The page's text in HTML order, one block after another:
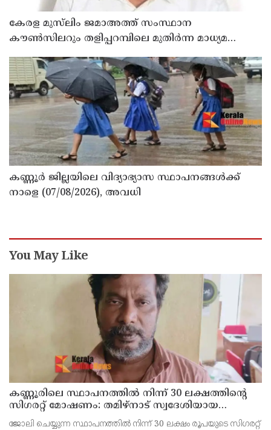
കേരള മുസ്‌ലിം ജമാഅത്ത് സംസ്ഥാന
കൗൺസിലറും തളിപ്പറമ്പിലെ മുതിർന്ന മാധ്യമ
നിര്യാതനായി
കണ്ണൂർ ജില്ലയിലെ വിദ്യാഭ്യാസ സ്ഥാപനങ്ങള്‍ക്ക്
നാളെ (07/08/2026), അവധി
You May Like
കണ്ണൂരിലെ സ്ഥാപനത്തിൽ നിന്ന് 30 ലക്ഷത്തിന്റെ
സിഗരറ്റ് മോഷണം: തമിഴ്‌നാട് സ്വദേശിയായ
സെയിൽസ്മാൻ തെങ്കാശിയിൽ പിടിയിൽ
ജോലി ചെയ്യുന്ന സ്ഥാപനത്തിൽ നിന്ന് 30 ലക്ഷം രൂപയുടെ സിഗരറ്റ്